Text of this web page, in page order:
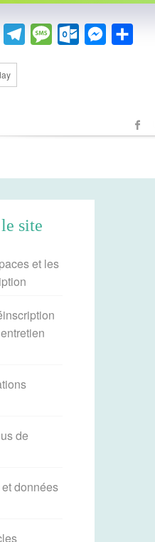
Email TelegramMessageOutlook.comMessenger
site
et les
de
données